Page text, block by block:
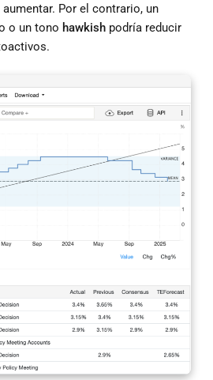
Por el contrario, un
o un tono hawkish podría reducir